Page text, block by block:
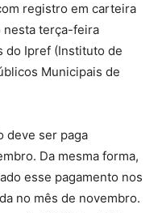
registro em carteira
nesta terça-feira
do Ipref (Instituto de
Municipais de
deve ser paga
Da mesma forma,
esse pagamento nos
no mês de novembro.